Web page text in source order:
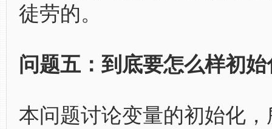
徒劳的。
问题五：到底要怎么样初始
本问题讨论变量的初始化